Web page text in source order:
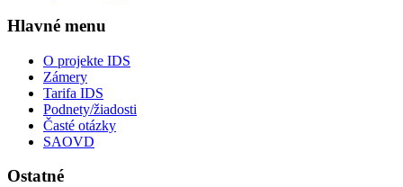
Hlavné menu
O projekte IDS
Zámery
Tarifa IDS
Podnety/žiadosti
Časté otázky
SAOVD
Ostatné